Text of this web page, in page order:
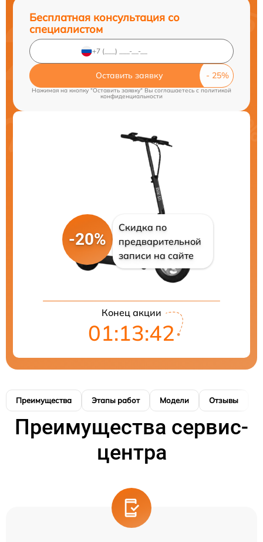
Бесплатная консультация со
специалистом
Оставить заявку
Нажимая на кнопку "Оставить заявку" Вы соглашаетесь cполитикой
конфиденциальности
-20%
Скидка по
предварительной
записи на сайте
Конец акции
01:13:41
Преимущества Этапы работ Модели Отзывы
Преимущества сервис-
центра